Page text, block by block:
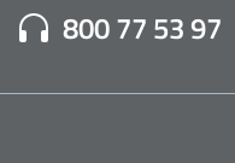
Numero di
800 77 53 97